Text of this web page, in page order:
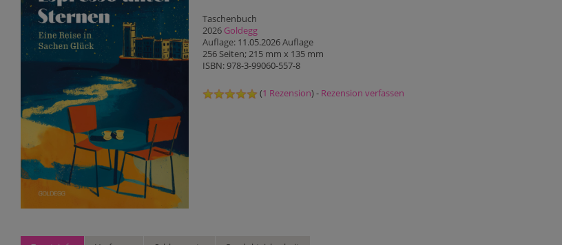
Taschenbuch
2026 Goldegg
Auflage: 11.05.2026 Auflage
256 Seiten; 215 mm x 135 mm
ISBN: 978-3-99060-557-8
(1 Rezension) - Rezension verfassen